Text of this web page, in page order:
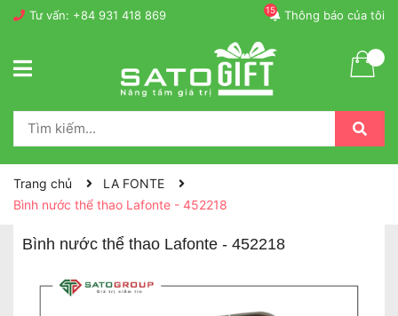
Tư vấn: +84 931 418 869 Thông báo của tôi
15
Trang chủ
LA FONTE
Bình nước thể thao Lafonte - 452218
Bình nước thể thao Lafonte - 452218